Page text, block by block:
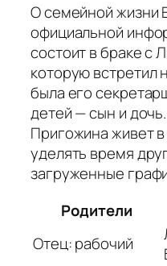
О семейной жизни
официальной
состоит в браке с
которую встретил
была его
детей — сын и
Пригожина живет
уделять время
загруженные
Родители
Отец: рабочий